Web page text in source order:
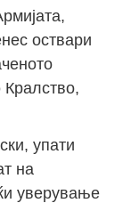
оствари
упати
на
уверување